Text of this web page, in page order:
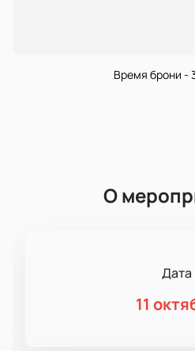
Время брони -
О
Дата
11